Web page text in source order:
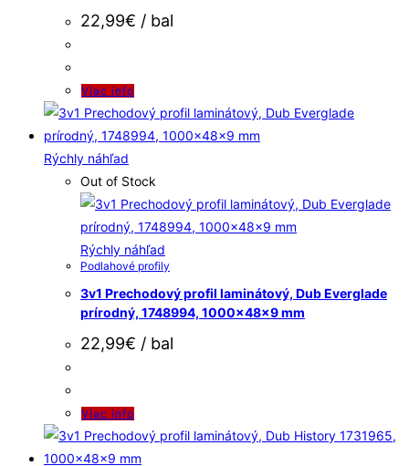
22,99€ / bal
Viac info
Rýchly náhľad
Out of Stock
Rýchly náhľad
Podlahové profily
3v1 Prechodový profil laminátový, Dub Everglade
prírodný, 1748994, 1000x48x9 mm
22,99€ / bal
Viac info